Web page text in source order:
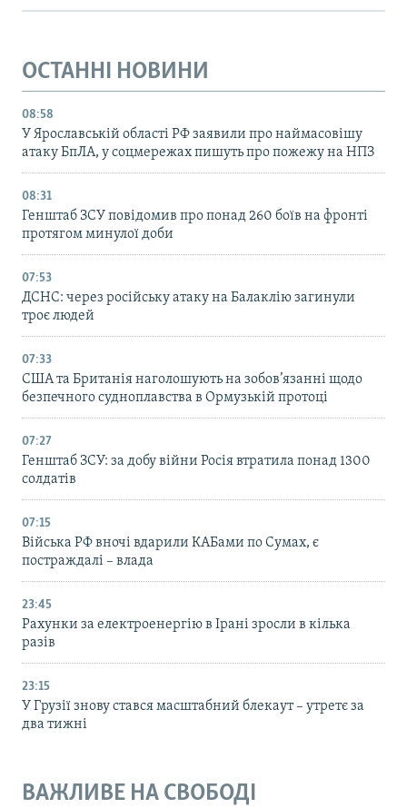
ОСТАННІ НОВИНИ
08:58
У Ярославській області РФ заявили про наймасовішу
атаку БпЛА, у соцмережах пишуть про пожежу на НПЗ
08:31
Генштаб ЗСУ повідомив про понад 260 боїв на фронті
протягом минулої доби
07:53
ДСНС: через російську атаку на Балаклію загинули
троє людей
07:33
США та Британія наголошують на зобов’язанні щодо
безпечного судноплавства в Ормузькій протоці
07:27
Генштаб ЗСУ: за добу війни Росія втратила понад 1300
солдатів
07:15
Війська РФ вночі вдарили КАБами по Сумах, є
постраждалі – влада
23:45
Рахунки за електроенергію в Ірані зросли в кілька
разів
23:15
У Грузії знову стався масштабний блекаут – утретє за
два тижні
ВАЖЛИВЕ НА СВОБОДІ